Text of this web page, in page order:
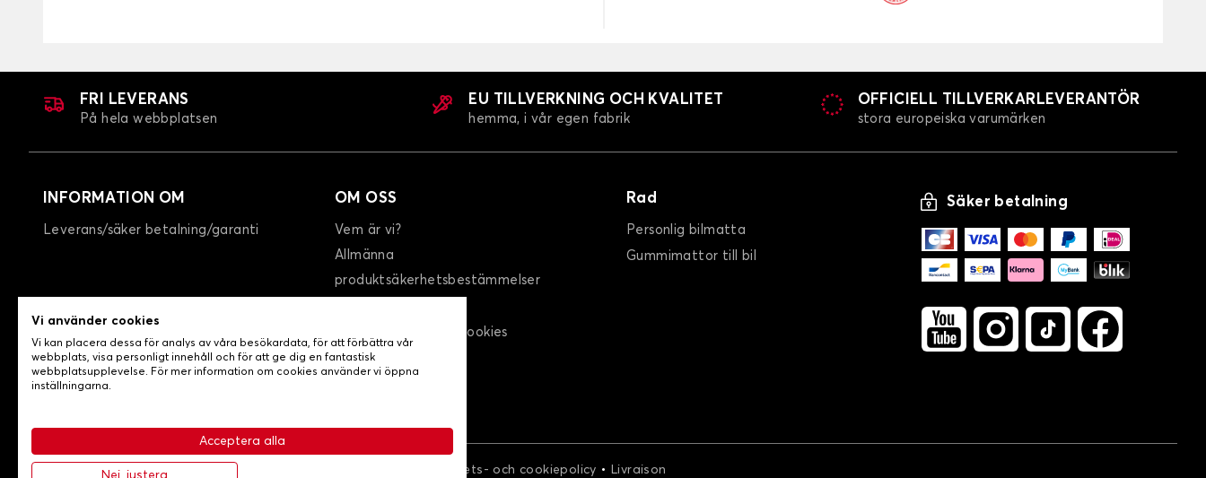
FRI LEVERANS
På hela webbplatsen
EU TILLVERKNING OCH KVALITET
hemma, i vår egen fabrik
OFFICIELL TILLVERKARLEVERANTÖR
stora europeiska varumärken
INFORMATION OM
Leverans/säker betalning/garanti
OM OSS
Vem är vi?
Allmänna
produktsäkerhetsbestämmelser
Integritetspolicy / Cookies
Kontakta oss
Rad
Personlig bilmatta
Gummimattor till bil
Säker betalning
© Copyright 2026 Lovecar Integritets- och cookiepolicy •Livraison
Vi använder cookies
Vi kan placera dessa för analys av våra besökardata, för att förbättra vår
webbplats, visa personligt innehåll och för att ge dig en fantastisk
webbplatsupplevelse. För mer information om cookies använder vi öppna
inställningarna.
Acceptera alla
Nej, justera